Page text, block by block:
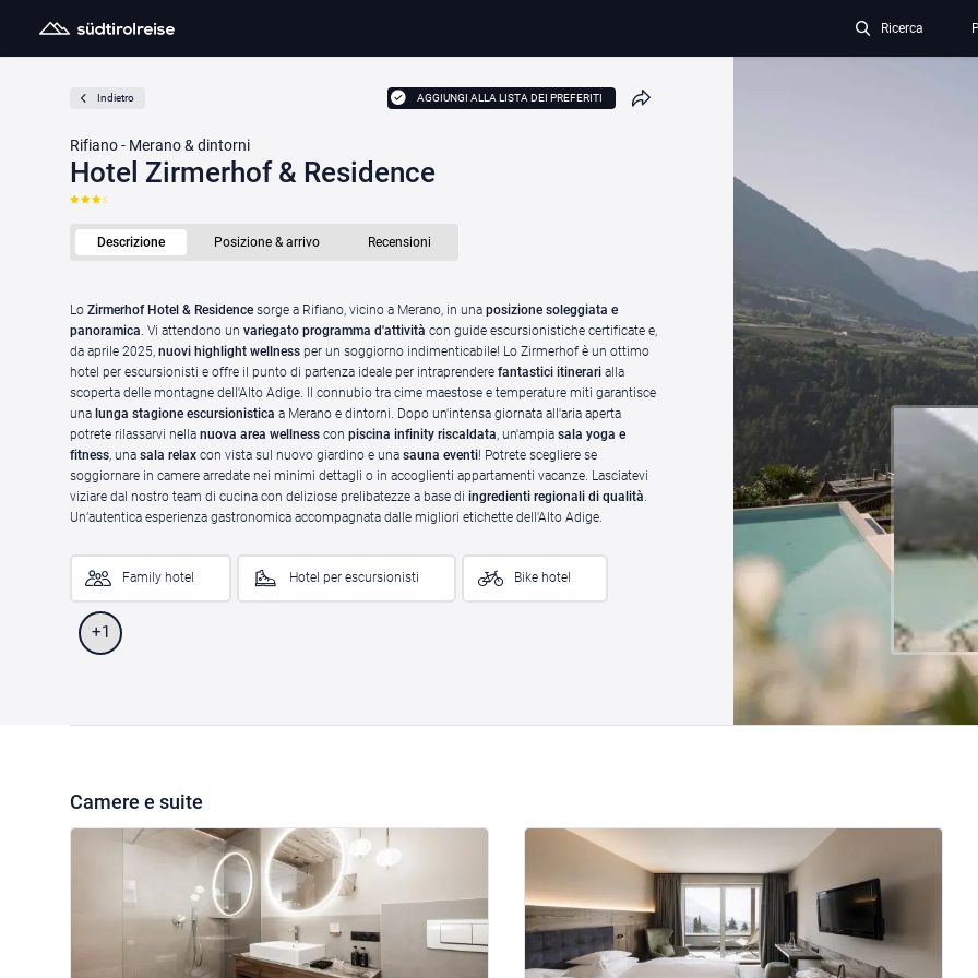
Ricerca
Indietro AGGIUNGI ALLA LISTA DEI PREFERITI
Rifiano - Merano & dintorni
Hotel Zirmerhof & Residence
S
Descrizione Posizione & arrivo Recensioni
Lo Zirmerhof Hotel & Residence sorge a Rifiano, vicino a Merano, in una posizione soleggiata e
panoramica . Vi attendono un variegato programma d'attività con guide escursionistiche certificate e,
da aprile 2025, nuovi highlight wellness per un soggiorno indimenticabile! Lo Zirmerhof è un ottimo
hotel per escursionisti e offre il punto di partenza ideale per intraprendere fantastici itinerari alla
scoperta delle montagne dell'Alto Adige. Il connubio tra cime maestose e temperature miti garantisce
una lunga stagione escursionistica a Merano e dintorni. Dopo un'intensa giornata all'aria aperta
potrete rilassarvi nella nuova area wellness con piscina infinity riscaldata , un'ampia sala yoga e
fitness , una sala relax con vista sul nuovo giardino e una sauna eventi! Potrete scegliere se
soggiornare in camere arredate nei minimi dettagli o in accoglienti appartamenti vacanze. Lasciatevi
viziare dal nostro team di cucina con deliziose prelibatezze a base di ingredienti regionali di qualità
Un’autentica esperienza gastronomica accompagnata dalle migliori etichette dell'Alto Adige.
Family hotel Hotel per escursionisti Bike hotel
+1
Camere e suite